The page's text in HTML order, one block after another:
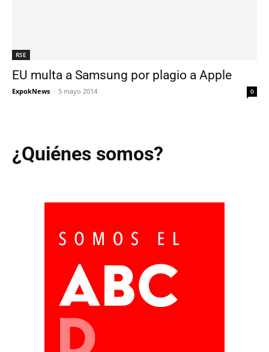
RSE
EU multa a Samsung por plagio a Apple
ExpokNews - 5 mayo 2014 0
¿Quiénes somos?